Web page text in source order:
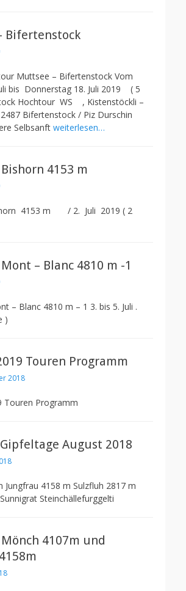
Bifertenstock
Muttsee – Bifertenstock Vom
bis Donnerstag 18. Juli 2019 ( 5
Hochtour WS , Kistenstöckli –
Bifertenstock / Piz Durschin
Selbsanft weiterlesen…
4153 m
4153 m / 2. Juli 2019 ( 2
– Blanc 4810 m -1
– Blanc 4810 m – 1 3. bis 5. Juli .
)
Touren Programm
2018
Touren Programm
August 2018
Jungfrau 4158 m Sulzfluh 2817 m
Steinchällefurggelti
4107m und